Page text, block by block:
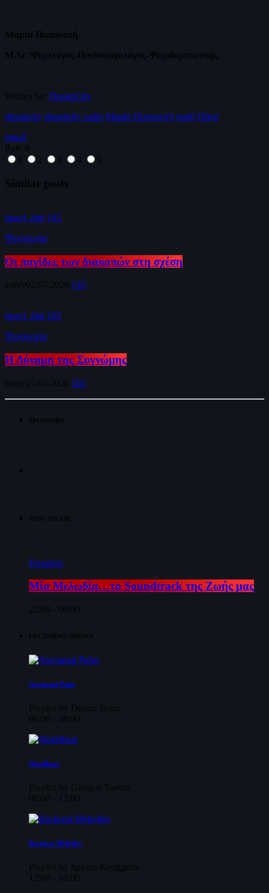
Μαρία Παπουτσή
M.Sc. Ψυχολόγος-Παιδοψυχολόγος-Ψυχοθεραπευτής
Written by: DreamCity
dreamcity dreamcity radio Μαρία Παπουτσή παιδί Πάνα
email
Rate it
1
2 3 4 5
Similar posts
insert_link 145
Ψυχολογία
Οι παγίδες των διακοπών στη σχέση
today02/07/2026 145
insert_link 102
Ψυχολογία
Η Δύναμη της Συγνώμης
today 27/05/2026 102
SPONSORS
NOW ON AIR
Freestyle
Μία Μελωδία…το Soundtrack της Ζωής μας
22:00 - 00:00
UPCOMING SHOWS
Nocturnal Pulse
Playlist by Dream Team
00:00 - 08:00
Worldbeat
Playlist by Giorgos Tsekos
08:00 - 12:00
Backseat Melodies
Playlist by Spyros Rouggeris
12:00 - 18:00